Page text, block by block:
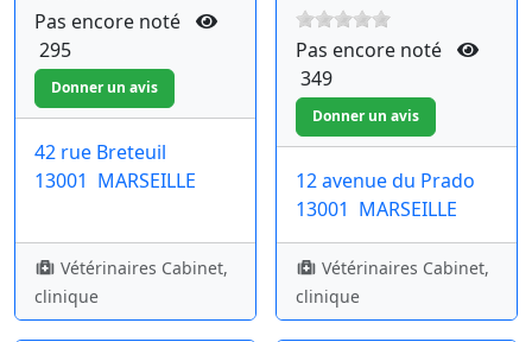
Pas encore noté
295
42 rue Breteuil
13001 MARSEILLE
Vétérinaires Cabinet,
clinique
Pas encore noté
349
12 avenue du Prado
13001 MARSEILLE
Vétérinaires Cabinet,
clinique